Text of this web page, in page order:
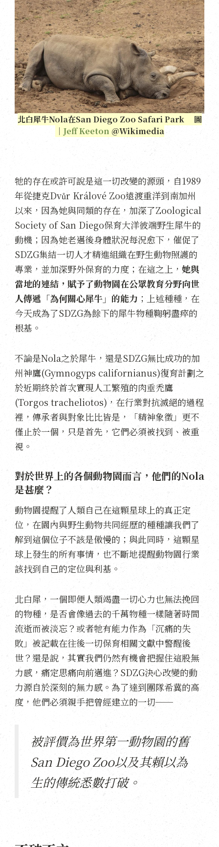
北白犀牛Nola在San Diego Zoo Safari Park 圖
｜ Jeff Keeton ＠Wikimedia
牠的存在或許可說是這一切改變的源頭，自1989
年從捷克Dvůr Králové Zoo遠渡重洋到南加州
以來，因為她與同類的存在，加深了Zoological
Society of San Diego保育大洋彼端野生犀牛的
動機；因為她老邁後身體狀況每況愈下，催促了
SDZG集結一切人才精進組織在野生動物照護的
專業，並加深野外保育的力度；在這之上， 她與
當地的連結，賦予了動物園在公眾教育分野向世
人傳遞「為何關心犀牛」的能力 ；上述種種，在
今天成為了SDZG為餘下的犀牛物種鞠躬盡瘁的
根基。
不論是Nola之於犀牛，還是SDZG無比成功的加
州神鷹(Gymnogyps californianus)復育計劃之
於近期終於首次實現人工繁殖的肉垂禿鷹
(Torgos tracheliotos)，在行業對抗滅絕的過程
裡，傳承者與對象比比皆是，「精神象徵」更不
僅止於一個，只是首先，它們必須被找到、被重
視。
對於世界上的各個動物園而言，他們的Nola
是甚麼？
動物園提醒了人類自己在這顆星球上的真正定
位，在園內與野生動物共同經歷的種種讓我們了
解到這個位子不該是傲慢的；與此同時，這顆星
球上發生的所有事情，也不斷地提醒動物園行業
該找到自己的定位與利基。
北白犀，一個即便人類竭盡一切心力也無法挽回
的物種，是否會像過去的千萬物種一樣隨著時間
流逝而被淡忘？或者牠有能力作為「沉痛的失
敗」被記載在往後一切保育相關文獻中警醒後
世？還是說，其實我們仍然有機會把握住這股無
力感，痛定思痛向前邁進？SDZG決心改變的動
力源自於深刻的無力感。為了達到團隊希冀的高
度，他們必須親手把曾經建立的一切──
被評價為世界第一動物園的舊
San Diego Zoo以及其賴以為
生的傳統悉數打破。